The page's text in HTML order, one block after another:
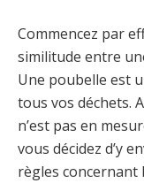
Commencez par
similitude entre
Une poubelle est
tous vos déchets.
n’est pas en
vous décidez d’y
règles concernant